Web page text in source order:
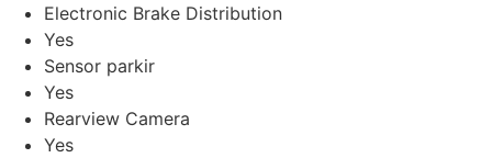
Electronic Brake Distribution
Yes
Sensor parkir
Yes
Rearview Camera
Yes